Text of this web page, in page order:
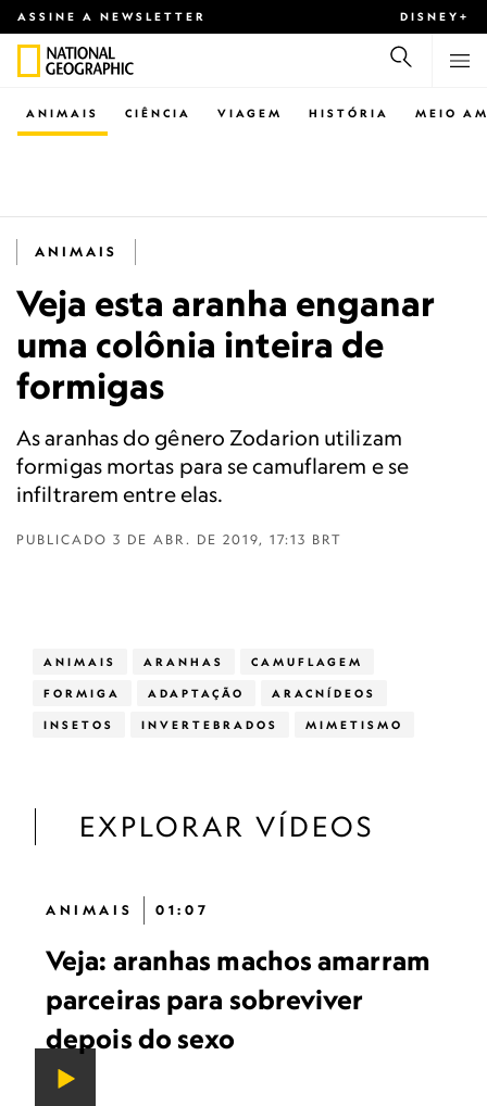
ASSINE A NEWSLETTER DISNEY+
CIÊNCIA VIAGEM
ANIMAIS HISTÓRIA MEIO
ANIMAIS
Veja esta aranha enganar
uma colônia inteira de
formigas
As aranhas do gênero Zodarion utilizam
formigas mortas para se camuflarem e se
infiltrarem entre elas.
PUBLICADO 3 DE ABR. DE 2019, 17:13 BRT
ANIMAIS ARANHAS CAMUFLAGEM
FORMIGA ADAPTAÇÃO ARACNÍDEOS
INSETOS INVERTEBRADOS MIMETISMO
EXPLORAR VÍDEOS
ANIMAIS 01:07
Veja: aranhas machos amarram
parceiras para sobreviver
depois do sexo